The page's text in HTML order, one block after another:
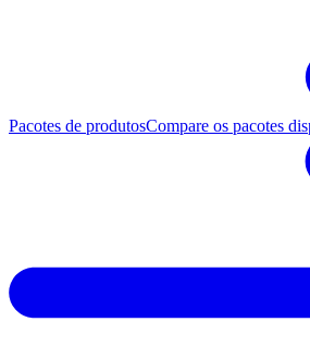
Pacotes de produtosCompare os pacotes